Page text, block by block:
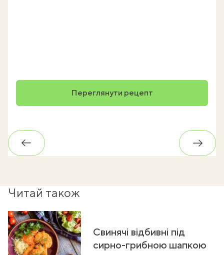
Переглянути рецепт
Назад
Читай також
Свинячі відбивні під
сирно-грибною шапкою